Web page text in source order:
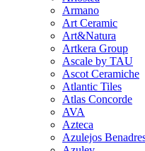
Armano
Art Ceramic
Art&Natura
Artkera Group
Ascale by TAU
Ascot Ceramiche
Atlantic Tiles
Atlas Concorde
AVA
Azteca
Azulejos